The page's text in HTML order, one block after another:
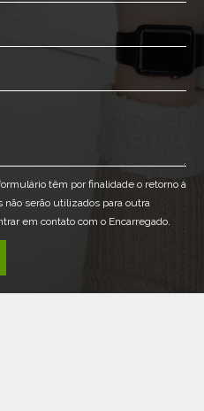
têm por finalidade o retorno à
serão utilizados para outra
em contato com o Encarregado.